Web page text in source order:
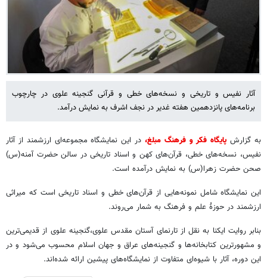
آثار نفیس و تاریخی و نسخه‌های خطی و قرآنی گنجینه علوی در چارچوب
برنامه‌های پانزدهمین هفته غدیر در نجف اشرف به نمایش درآمد.
به گزارش پایگاه فکر و فرهنگ مبلغ، در این نمایشگاه مجموعه‌ای ارزشمند از آثار
نفیس، نسخه‌های خطی، قرآن‌های کهن و اسناد تاریخی در سالن حضرت آمنه(س)
صحن حضرت زهرا(س) به نمایش درآمده است.
این نمایشگاه شامل نمونه‌هایی از قرآن‌های خطی و اسناد تاریخی است که میراثی
ارزشمند در حوزۀ علم و فرهنگ به شمار می‌روند.
بنابر روایت ایکنا به نقل از تارنمای آستان مقدس علوی،گنجینه علوی از قدیمی‌ترین
و مشهورترین کتابخانه‌ها و گنجینه‌های عراق و جهان اسلام محسوب می‌شود و در
این دوره، آثار با شیوه‌ای متفاوت از نمایشگاه‌های پیشین ارائه شده‌اند.